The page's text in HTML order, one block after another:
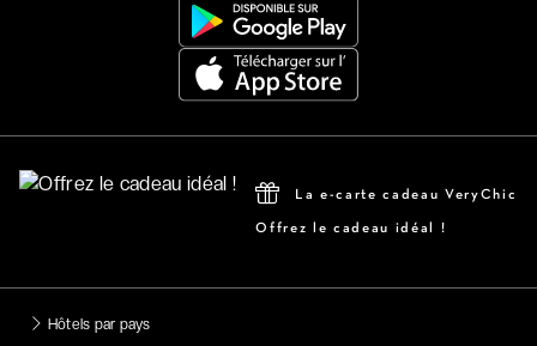
La e-carte cadeau VeryChic
Offrez le cadeau idéal !
Hôtels par pays